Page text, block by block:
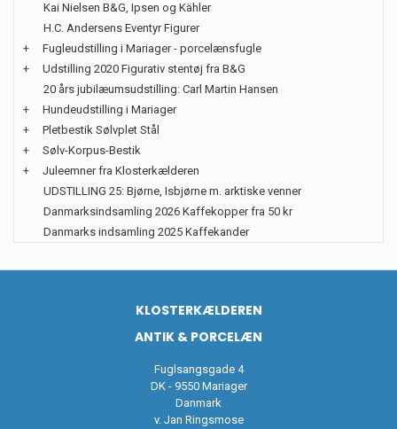
Kai Nielsen B&G, Ipsen og Kähler
H.C. Andersens Eventyr Figurer
+
Fugleudstilling i Mariager - porcelænsfugle
+
Udstilling 2020 Figurativ stentøj fra B&G
20 års jubilæumsudstilling: Carl Martin Hansen
+
Hundeudstilling i Mariager
+
Pletbestik Sølvplet Stål
+
Sølv-Korpus-Bestik
+
Juleemner fra Klosterkælderen
UDSTILLING 25: Bjørne, Isbjørne m. arktiske venner
Danmarksindsamling 2026 Kaffekopper fra 50 kr
Danmarks indsamling 2025 Kaffekander
KLOSTERKÆLDEREN
ANTIK & PORCELÆN
Fuglsangsgade 4
DK - 9550 Mariager
Danmark
v. Jan Ringsmose